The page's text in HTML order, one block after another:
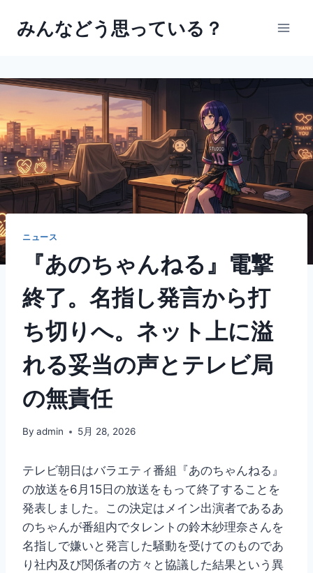
キ
プ
みんなどう思っている？
ニュース
『あのちゃんねる』電撃
終了。名指し発言から打
ち切りへ。ネット上に溢
れる妥当の声とテレビ局
の無責任
By admin 5月 28, 2026
テレビ朝日はバラエティ番組『あのちゃんねる』
の放送を6月15日の放送をもって終了することを
発表しました。この決定はメイン出演者であるあ
のちゃんが番組内でタレントの鈴木紗理奈さんを
名指しで嫌いと発言した騒動を受けてのものであ
り社内及び関係者の方々と協議した結果という異